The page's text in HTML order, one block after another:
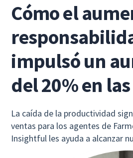
Cómo el
impulsó un
del 20% en
La caída de la productividad
ventas para los agentes de
Insightful les ayuda a alcanzar